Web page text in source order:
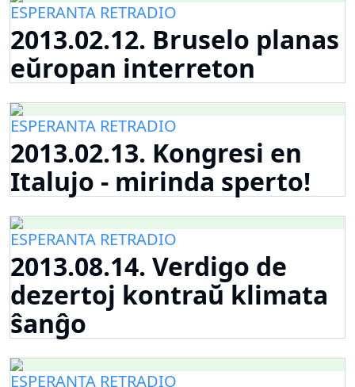
ESPERANTA RETRADIO
2013.02.12. Bruselo planas
eŭropan interreton
ESPERANTA RETRADIO
2013.02.13. Kongresi en
Italujo - mirinda sperto!
ESPERANTA RETRADIO
2013.08.14. Verdigo de
dezertoj kontraŭ klimata
ŝanĝo
ESPERANTA RETRADIO